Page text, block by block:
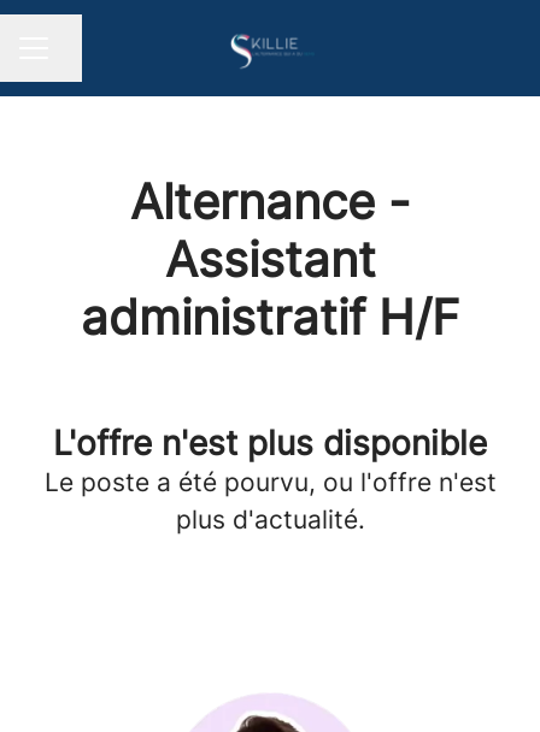
Alternance -
Assistant
administratif H/F
L'offre n'est plus disponible
Le poste a été pourvu, ou l'offre n'est
plus d'actualité.